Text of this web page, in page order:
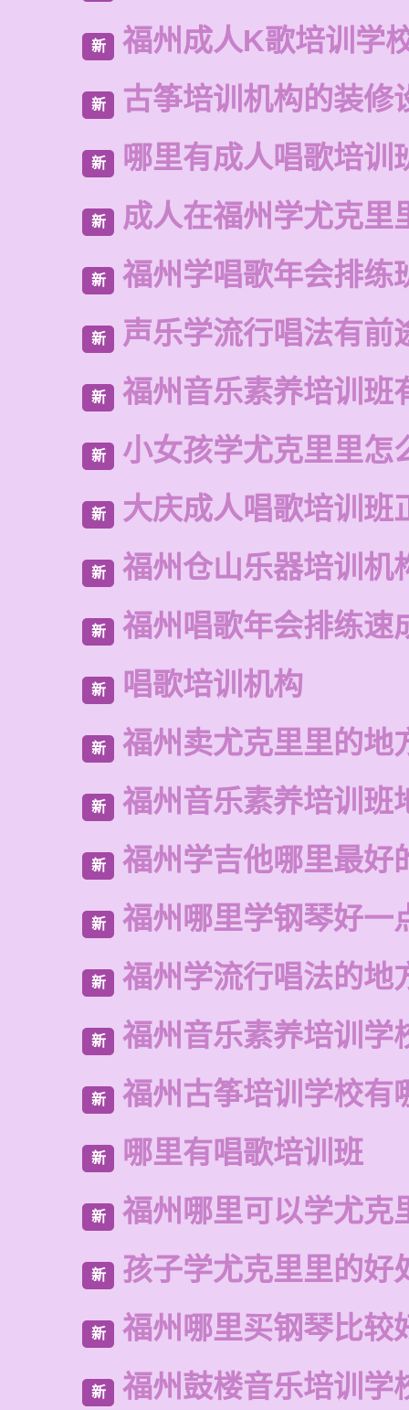
新 福州成人K歌培训学
新 古筝培训机构的装修
新 哪里有成人唱歌培训
新 成人在福州学尤克里
新 福州学唱歌年会排练
新 声乐学流行唱法有前
新 福州音乐素养培训班
新 小女孩学尤克里里怎
新 大庆成人唱歌培训班
新 福州仓山乐器培训机
新 福州唱歌年会排练速
新 唱歌培训机构
新 福州卖尤克里里的地
新 福州音乐素养培训班
新 福州学吉他哪里最好
新 福州哪里学钢琴好一
新 福州学流行唱法的地
新 福州音乐素养培训学
新 福州古筝培训学校有
新 哪里有唱歌培训班
新 福州哪里可以学尤克
新 孩子学尤克里里的好
新 福州哪里买钢琴比较
新 福州鼓楼音乐培训学